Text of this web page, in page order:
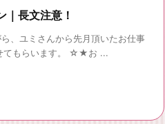
｜長文注意！
、ユミさんから先月頂いたお仕事
てもらいます。 ☆★お ...